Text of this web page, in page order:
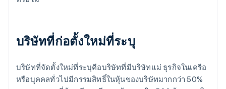
บริษัทที่ก่อตั้งใหม่ที่ระบุ
บริษัทที่จัดตั้งใหม่ที่ระบุคือบริษัทที่มีบริษัทแม่ ธุรกิจในเครือ
หรือบุคคลทั่วไปมีกรรมสิทธิ์ในหุ้นของบริษัทมากกว่า 50%